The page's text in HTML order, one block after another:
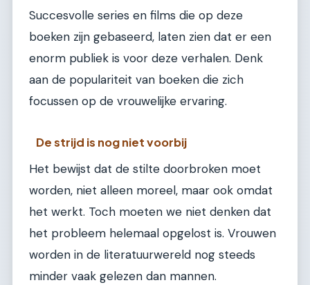
Succesvolle series en films die op deze
boeken zijn gebaseerd, laten zien dat er een
enorm publiek is voor deze verhalen. Denk
aan de populariteit van boeken die zich
focussen op de vrouwelijke ervaring.
De strijd is nog niet voorbij
Het bewijst dat de stilte doorbroken moet
worden, niet alleen moreel, maar ook omdat
het werkt. Toch moeten we niet denken dat
het probleem helemaal opgelost is. Vrouwen
worden in de literatuurwereld nog steeds
minder vaak gelezen dan mannen.